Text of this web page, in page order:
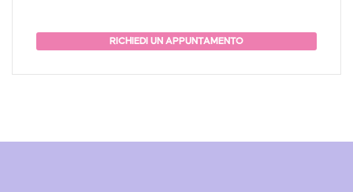
RICHIEDI UN APPUNTAMENTO